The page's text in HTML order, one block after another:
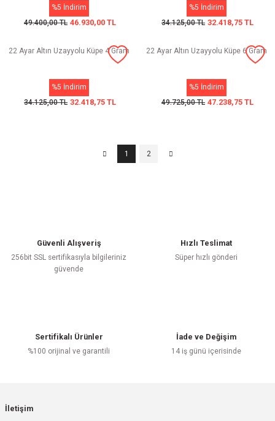
%5 İndirim
49.400,00 TL 46.930,00 TL
%5 İndirim
34.125,00 TL 32.418,75 TL
22 Ayar Altın Uzayyolu Küpe 4 Gram
%5 İndirim
34.125,00 TL 32.418,75 TL
22 Ayar Altın Uzayyolu Küpe 6 Gram
%5 İndirim
49.725,00 TL 47.238,75 TL
1 2
Güvenli Alışveriş
256bit SSL sertifikasıyla bilgileriniz
güvende
Hızlı Teslimat
Süper hızlı gönderi
Sertifikalı Ürünler
%100 orijinal ve garantili
İade ve Değişim
14 iş günü içerisinde
İletişim